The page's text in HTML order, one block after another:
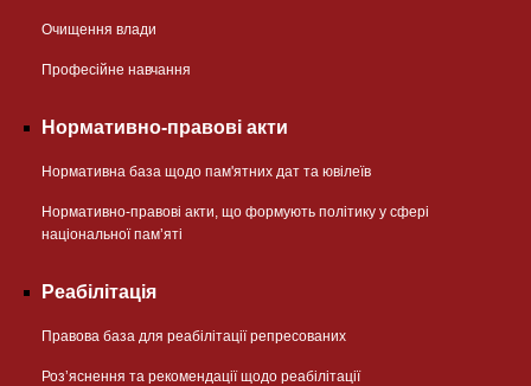
Очищення влади
Професійне навчання
Нормативно-правові акти
Нормативна база щодо пам'ятних дат та ювілеїв
Нормативно-правові акти, що формують політику у сфері
національної памʼяті
Реабілітація
Правова база для реабілітації репресованих
Розʼяснення та рекомендації щодо реабілітації